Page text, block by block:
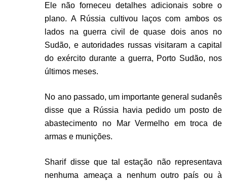
Ele não forneceu detalhes adicionais sobre o
plano. A Rússia cultivou laços com ambos os
lados na guerra civil de quase dois anos no
Sudão, e autoridades russas visitaram a capital
do exército durante a guerra, Porto Sudão, nos
últimos meses.
No ano passado, um importante general sudanês
disse que a Rússia havia pedido um posto de
abastecimento no Mar Vermelho em troca de
armas e munições.
Sharif disse que tal estação não representava
nenhuma ameaça a nenhum outro país ou à